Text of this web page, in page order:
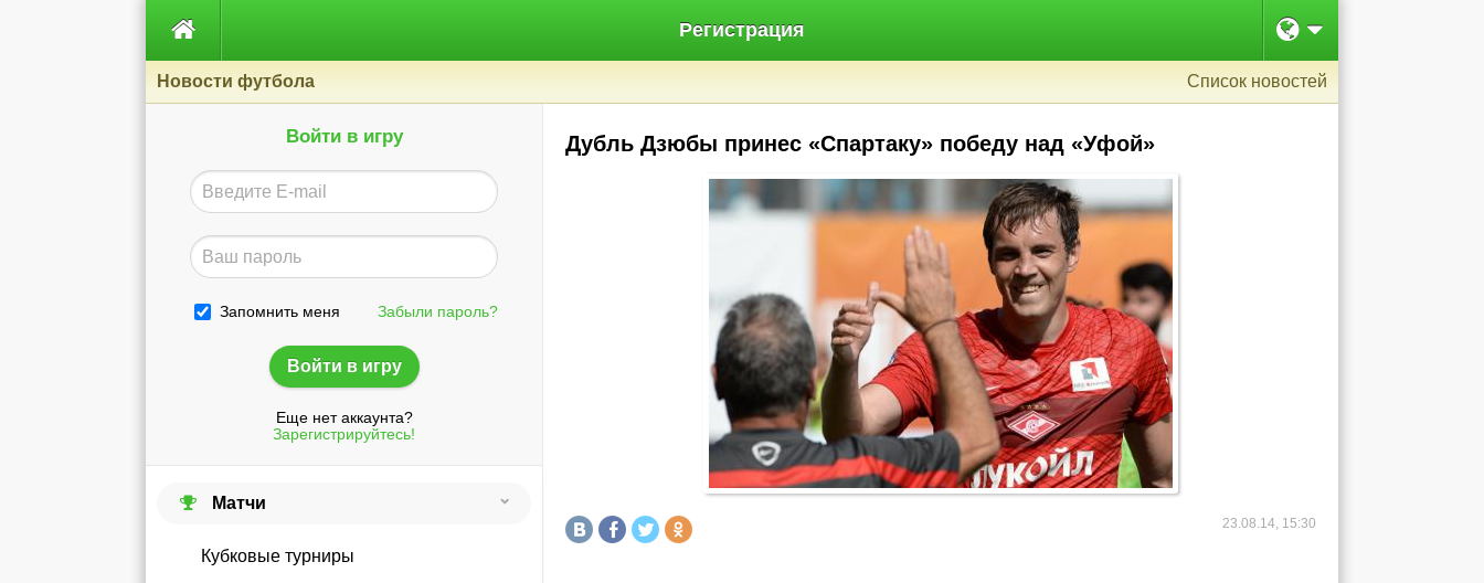
 Регистрация
Новости футбола Список новостей
Войти в игру
Запомнить меня Забыли пароль?
Еще нет аккаунта?
Зарегистрируйтесь!
Матчи
Кубковые турниры
Дубль Дзюбы принес «Спартаку» победу над «Уфой»
23.08.14, 15:30